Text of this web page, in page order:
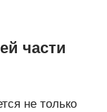
части
не только